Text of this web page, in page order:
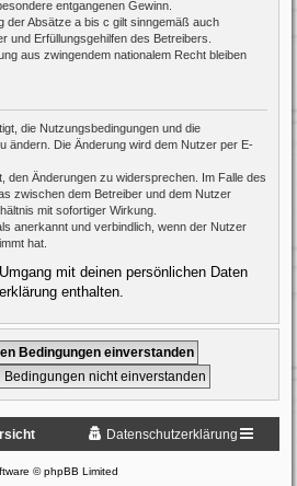
entgangenen Gewinn.
der Absätze a bis c gilt sinngemäß auch
und Erfüllungsgehilfen des Betreibers.
aus zwingendem nationalem Recht bleiben
die Nutzungsbedingungen und die
ändern. Die Änderung wird dem Nutzer per E-
den Änderungen zu widersprechen. Im Falle des
zwischen dem Betreiber und dem Nutzer
mit sofortiger Wirkung.
anerkannt und verbindlich, wenn der Nutzer
hat.
mit deinen persönlichen Daten
enthalten.
Datenschutzerklärung
© phpBB Limited